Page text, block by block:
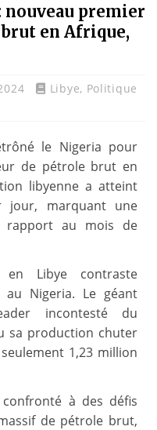
nouveau premier
en Afrique,
Libye, Politique
le Nigeria pour
de pétrole brut en
libyenne a atteint
jour, marquant une
rapport au mois de
en Libye contraste
Nigeria. Le géant
incontesté du
sa production chuter
1,23 million
à des défis
de pétrole brut,